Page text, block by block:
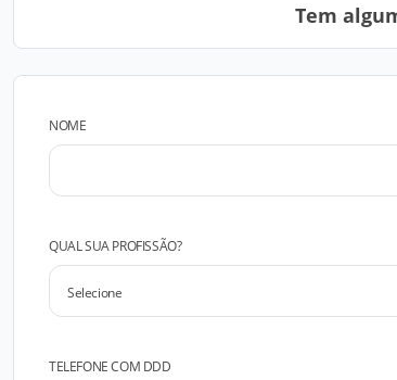
Tem
NOME
QUAL SUA PROFISSÃO?
TELEFONE COM DDD